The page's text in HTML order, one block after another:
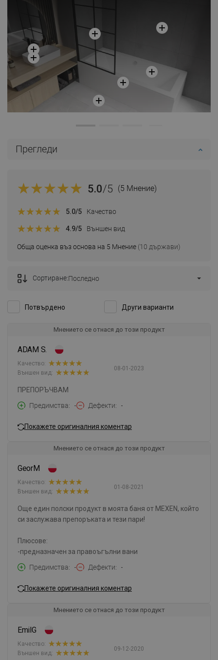
Прегледи
5.0/5 (5 Мнение)
Обща оценка въз основа на 5 Мнение (10 държави)
5.0/5 Качество
4.9/5 Външен вид
Потвърдено Други варианти
Сортиране:Последно
Мнението се отнася до този продукт
ADAM S.
08-01-2023
Качество:
Външен вид:
ПРЕПОРЪЧВАМ
Предимства
- Дефекти -
Покажете оригиналния коментар
Мнението се отнася до този продукт
GeorM
01-08-2021
Качество:
Външен вид:
Още един полски продукт в моята баня от MEXEN, който
си заслужава препоръката и тези пари!
Плюсове:
-предназначен за правоъгълни вани
Предимства
- Дефекти -
Покажете оригиналния коментар
Мнението се отнася до този продукт
EmilG
09-12-2020
Качество:
Външен вид: